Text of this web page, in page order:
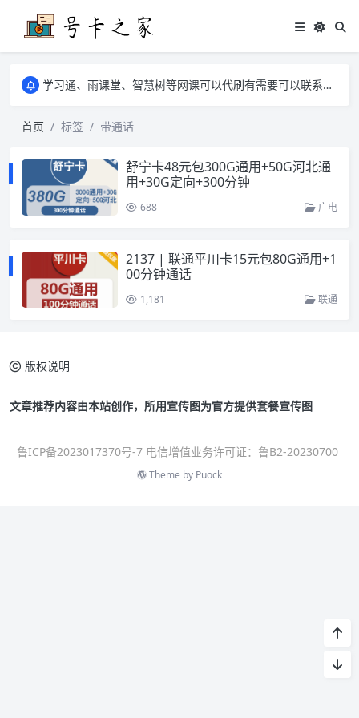
学习通、雨课堂、智慧树等网课可以代刷有需要可以联系邮箱i@tuzi.la
学习通、雨课堂、智慧树等网课可以代刷有需要可以联系邮箱i@tuzi.la
首页
标签 带通话
舒宁卡48元包300G通用+50G河北通
用+30G定向+300分钟
688 广电
2137 | 联通平川卡15元包80G通用+1
00分钟通话
1,181 联通
版权说明
文章推荐内容由本站创作，所用宣传图为官方提供套餐宣传图
鲁ICP备2023017370号-7 电信增值业务许可证：鲁B2-20230700
Theme by Puock